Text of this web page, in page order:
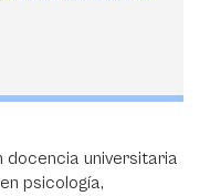
docencia universitaria
psicología,